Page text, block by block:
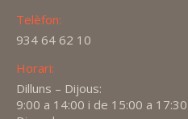
Telèfon:
934 64 62 10
Horari:
Dilluns – Dijous:
9:00 a 14:00 i de 15:00 a 17:30